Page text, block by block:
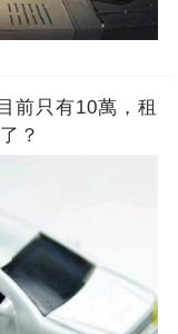
前只有10萬，租
？